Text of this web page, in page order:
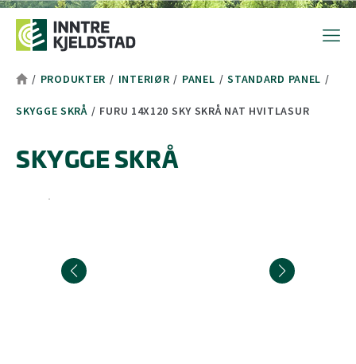
Hopp til toppområde
Hopp til hovedinnhold
Hopp til bunnområde
Tekststørrelsetips
PC: Press ned CTRL og klikk på + (pluss) for å forstørre eller
MAC: Press ned CMD og klikk på + (pluss) for å forstørre eller
/ PRODUKTER / INTERIØR / PANEL / STANDARD PANEL /
SKYGGE SKRÅ / FURU 14X120 SKY SKRÅ NAT HVITLASUR
SKYGGE SKRÅ